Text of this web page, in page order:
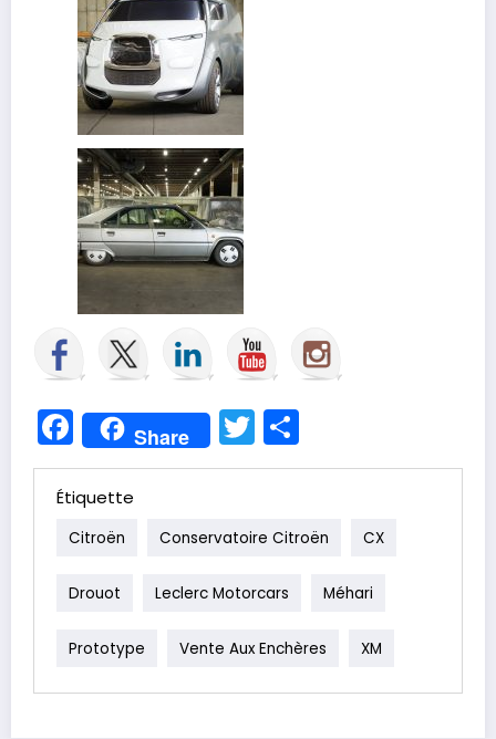
Facebook
Share Twitter
Étiquette
Citroën Conservatoire Citroën CX
Drouot Leclerc Motorcars Méhari
Prototype Vente Aux Enchères XM